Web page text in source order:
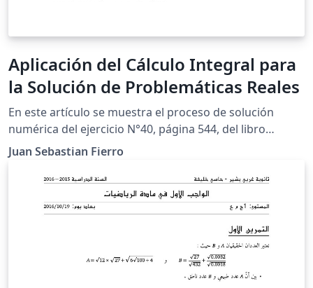
Aplicación del Cálculo Integral para
la Solución de Problemáticas Reales
En este artículo se muestra el proceso de solución
numérica del ejercicio N°40, página 544, del libro
"Cálculo de un variable'', con la finalidad de cumplir los
requerimientos para el trabajo final de modelación de
la asignatura Cálculo Integral. Por medio de la
aplicación de integrales, se determinará la ecuación
para el cálculo de la longitud de un cable telefónico y se
hallará la altura a la cual debe estar conectado el cable
teniendo en cuenta la altura mínima de este respecto al
suelo, y la distancia de separación entre ambos postes.
Juan Sebastian Fierro